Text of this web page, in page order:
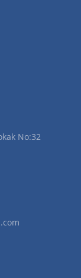
No:32